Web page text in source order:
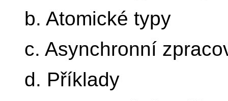
b. Atomické typy
c. Asynchronní
d. Příklady